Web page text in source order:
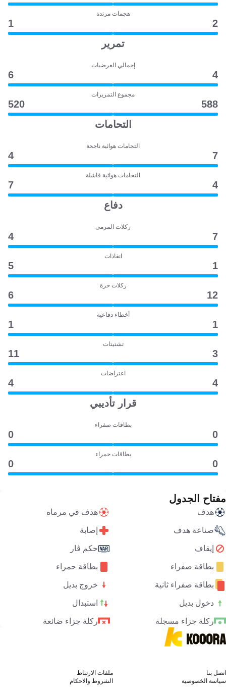
هجمات مرتدة
2
1
تمرير
إجمالي العرضيات
4
6
مجموع التمريرات
588
520
التحامات
التحامات هوائية ناجحة
7
4
التحامات هوائية فاشلة
4
7
دفاع
ركلات المرمى
7
4
انقاذات
1
5
ركلات حرة
12
6
أخطاء دفاعية
1
1
تشتيتات
3
11
اعتراضات
4
4
قرار تأديبي
بطاقات صفراء
0
0
بطاقات حمراء
0
0
مفتاح الجدول
هدف هدف في مرماه
صناعة هدف إصابة
إيقاف حكم ڤار
بطاقة صفراء بطاقة حمراء
بطاقة صفراء ثانية خروج بديل
دخول بديل استبدال
ركلة جزاء مسجلة ركلة جزاء ضائعة
اتصل بنا
ملفات الارتباط
سياسة الخصوصية
الشروط والاحكام